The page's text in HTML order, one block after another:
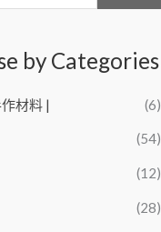
by Categories
材料 | (6)
(54)
(12)
(28)